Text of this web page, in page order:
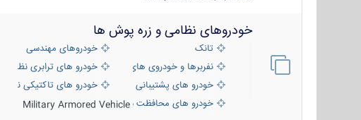
خودروهای نظامی و زره پوش ها
تانک
خودروهای مهندسی
نفربرها و خودروی های رزمی پیاده نظامخودرو های ترابری نظامی
خودرو های پشتیبانی آتش ، شناسایی و ضد تانک
خودرو های تاکتیکی نظامی
خودرو های محافظت شدهMilitary Armored Vehicle